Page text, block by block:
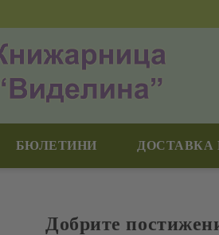
БЮЛЕТИНИ
Добрите